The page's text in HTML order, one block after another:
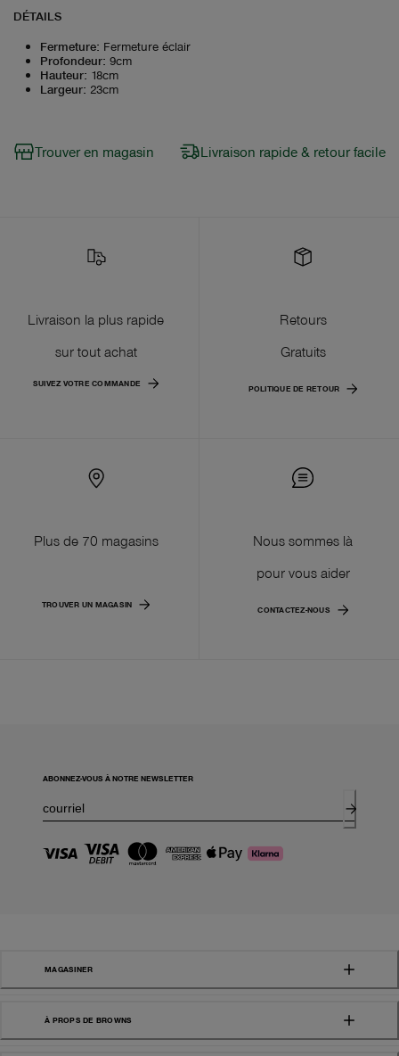
DÉTAILS
Fermeture: Fermeture éclair
Profondeur: 9cm
Hauteur: 18cm
Largeur: 23cm
Trouver en magasin Livraison rapide & retour facile
Livraison la plus rapide
sur tout achat
SUIVEZ VOTRE COMMANDE
Retours
Gratuits
POLITIQUE DE RETOUR
Plus de 70 magasins
TROUVER UN MAGASIN
Nous sommes là
pour vous aider
CONTACTEZ-NOUS
ABONNEZ-VOUS À NOTRE NEWSLETTER
MAGASINER
À PROPS DE BROWNS